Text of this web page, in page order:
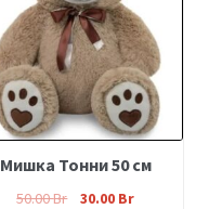
Мишка Тонни 50 см
50.00Br 30.00 Br